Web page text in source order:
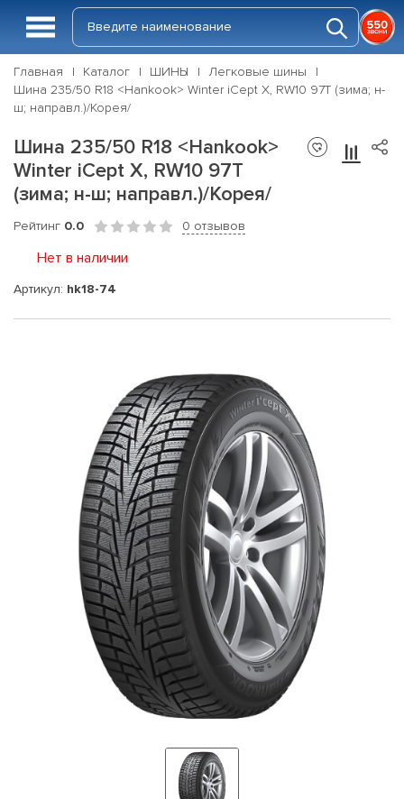
Главная Каталог ШИНЫ
Легковые шины
Шина 235/50 R18 <Hankook> Winter iCept X, RW10 97T (зима; н-
ш; направл.)/Корея/
Шина 235/50 R18 <Hankook>
Winter iCept X, RW10 97T
(зима; н-ш; направл.)/Корея/
Рейтинг 0.0 0 отзывов
Нет в наличии
Артикул: hk18-74